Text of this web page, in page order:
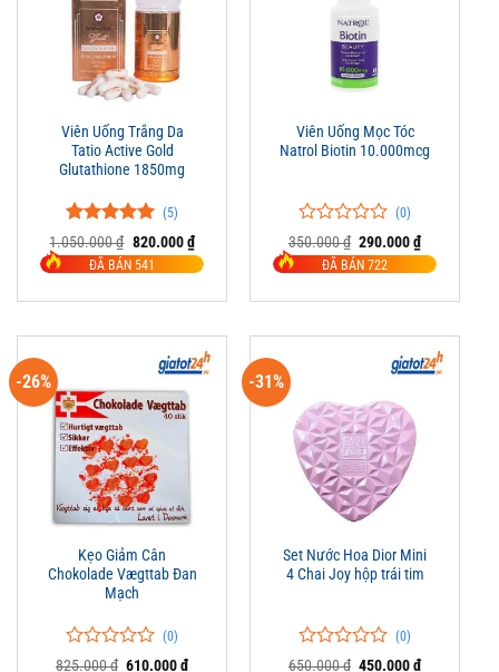
Viên Uống Trắng Da
Tatio Active Gold
Glutathione 1850mg
5.00trên 5
5
đánh giá
(5)
1.050.000₫ Giá
gốc
là:
820.000₫Giá
hiện
tại
820.000 ₫.
ĐÃ BÁN 541
Viên Uống Mọc Tóc
Natrol Biotin 10.000mcg
0
trên
5
0
(0)
350.000₫ Giá
gốc
là:
290.000₫Giá
hiện
tại
290.000 ₫.
ĐÃ BÁN 722
-26%
Kẹo Giảm Cân
Chokolade Vægttab Đan
Mạch
0
0
(0)
825.000₫ Giá
610.000₫Giá
-31%
Set Nước Hoa Dior Mini
4 Chai Joy hộp trái tim
0
0
(0)
650.000₫ Giá
450.000₫Giá